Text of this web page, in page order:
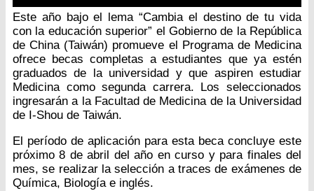
Este año bajo el lema “Cambia el destino de tu vida
con la educación superior” el Gobierno de la República
de China (Taiwán) promueve el Programa de Medicina
ofrece becas completas a estudiantes que ya estén
graduados de la universidad y que aspiren estudiar
Medicina como segunda carrera. Los seleccionados
ingresarán a la Facultad de Medicina de la Universidad
de I-Shou de Taiwán.
El período de aplicación para esta beca concluye este
próximo 8 de abril del año en curso y para finales del
mes, se realizar la selección a traces de exámenes de
Química, Biología e inglés.